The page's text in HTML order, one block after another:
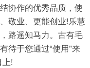
协作的优秀品质，使
敬业、更能创业!乐慧
路遥知马力。古有毛
待于您通过“使用”来
上!